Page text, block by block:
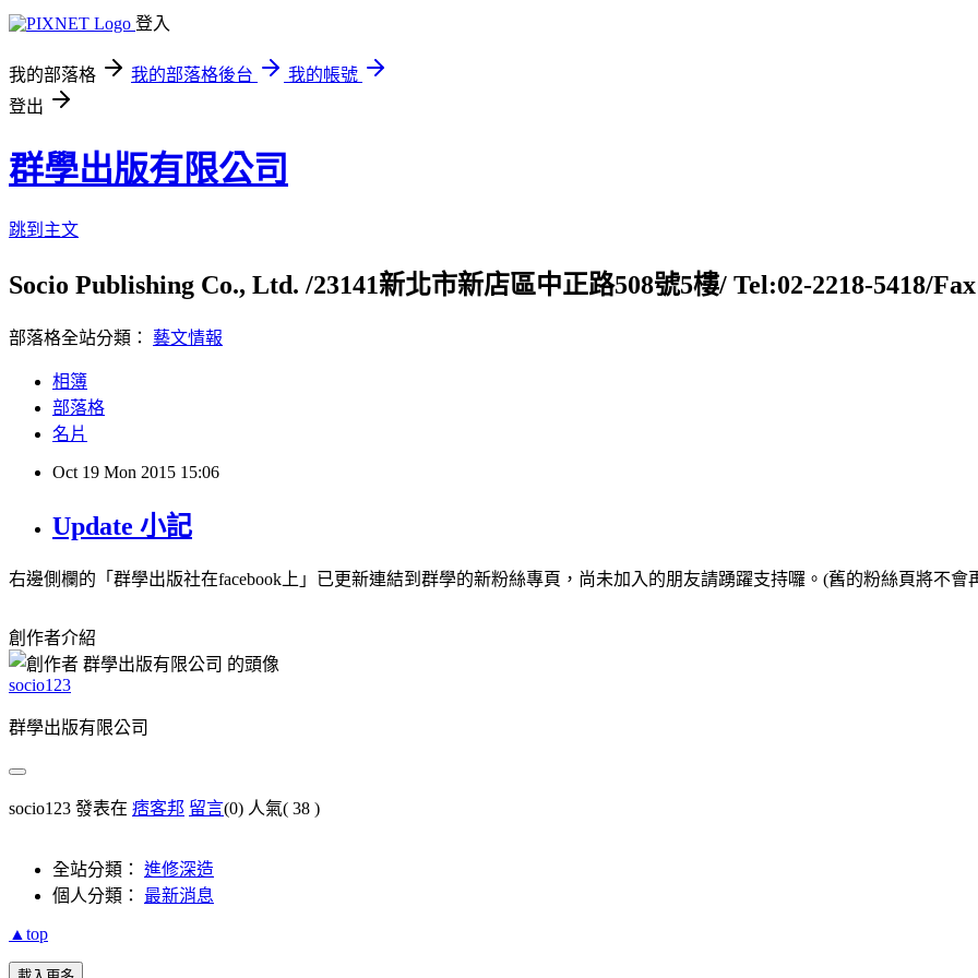
登入
我的部落格 我的部落格後台
我的帳號
登出
群學出版有限公司
跳到主文
Socio Publishing Co., Ltd. /23141新北市新店區中正路508號5樓/ Tel:02-2218-5418/
部落格全站分類： 藝文情報
相簿
部落格
名片
Oct 19 Mon 2015 15:06
Update 小記
右邊側欄的「群學出版社在facebook上」已更新連結到群學的新粉絲專頁，尚未加入的朋友請踴躍支持囉。(舊的粉絲頁將不會
創作者介紹
socio123
群學出版有限公司
socio123 發表在 痞客邦 留言(0) 人氣( 38 )
全站分類： 進修深造
個人分類： 最新消息
▲top